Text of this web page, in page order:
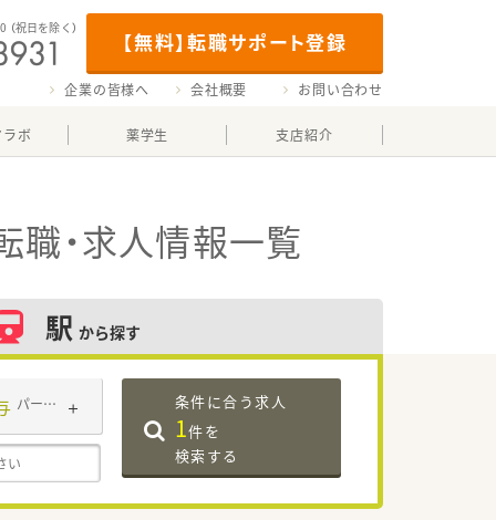
【無料】転職サポート登録
（祝日を除く）
企業の皆様へ 会社概要 お問い合わせ
ボ 薬学生 支店紹介
職・求人情報一覧
駅 から探す
パート・アルバイト 条件に合う求人
1件を
検索する